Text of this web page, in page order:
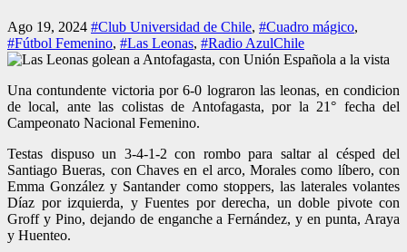
Ago 19, 2024 #Club Universidad de Chile, #Cuadro mágico,
#Fútbol Femenino, #Las Leonas, #Radio AzulChile
Una contundente victoria por 6-0 lograron las leonas, en condicion
de local, ante las colistas de Antofagasta, por la 21° fecha del
Campeonato Nacional Femenino.
Testas dispuso un 3-4-1-2 con rombo para saltar al césped del
Santiago Bueras, con Chaves en el arco, Morales como líbero, con
Emma González y Santander como stoppers, las laterales volantes
Díaz por izquierda, y Fuentes por derecha, un doble pivote con
Groff y Pino, dejando de enganche a Fernández, y en punta, Araya
y Huenteo.